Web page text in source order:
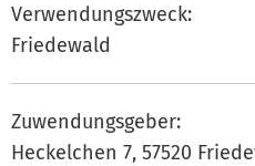
Verwendungszweck:
Friedewald
Zuwendungsgeber:
Heckelchen 7, 57520